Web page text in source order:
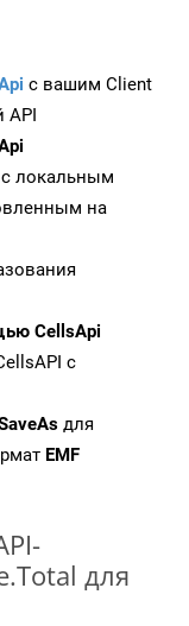
с вашим Client
API
с локальным
на
CellsApi
с
для
EMF
для